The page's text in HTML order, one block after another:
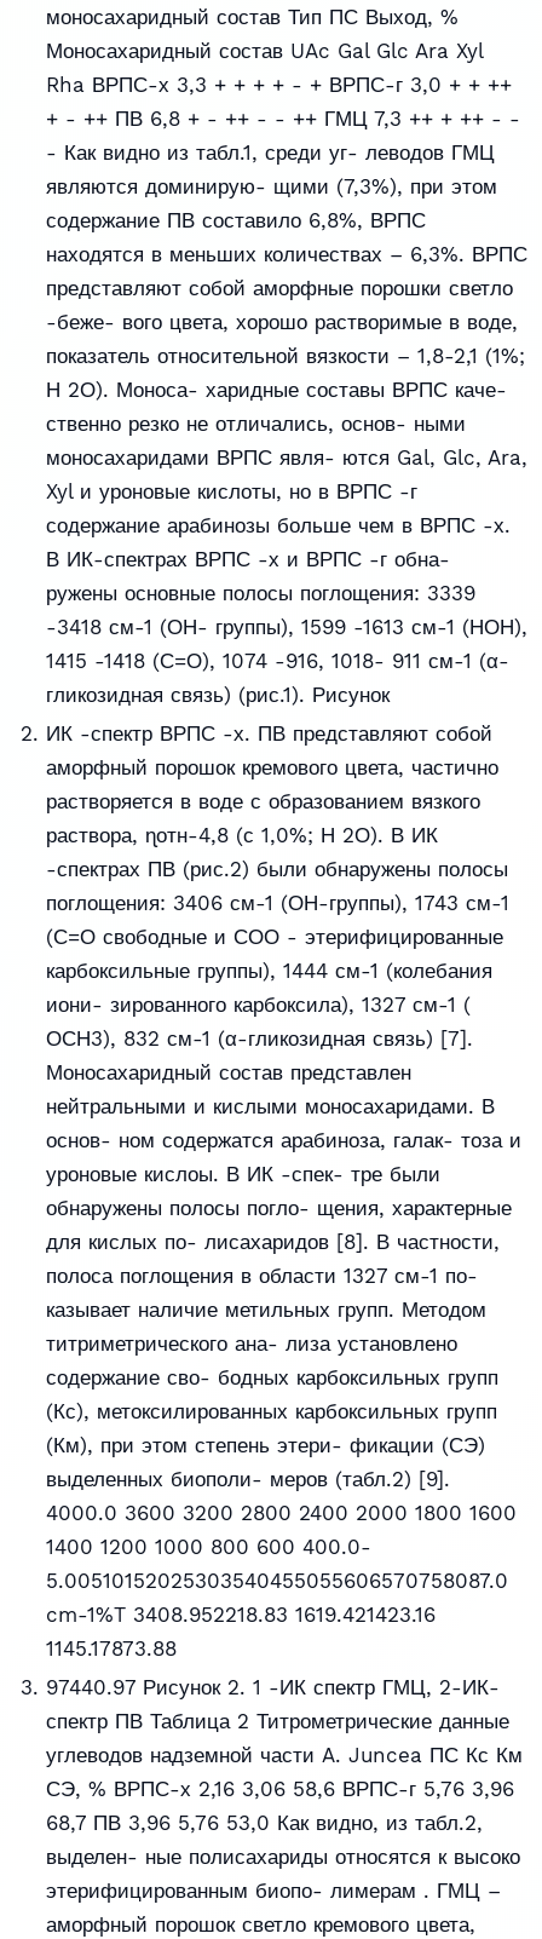
моносахаридный состав Тип ПС Выход, %
Моносахаридный состав UAc Gal Glc Ara Xyl
Rha ВРПС-х 3,3 + + + + - + ВРПС-г 3,0 + + ++
+ - ++ ПВ 6,8 + - ++ - - ++ ГМЦ 7,3 ++ + ++ - -
- Как видно из табл.1, среди уг- леводов ГМЦ
являются доминирую- щими (7,3%), при этом
содержание ПВ составило 6,8%, ВРПС
находятся в меньших количествах – 6,3%. ВРПС
представляют собой аморфные порошки светло
-беже- вого цвета, хорошо растворимые в воде,
показатель относительной вязкости – 1,8-2,1 (1%;
Н 2О). Моноса- харидные составы ВРПС каче-
ственно резко не отличались, основ- ными
моносахаридами ВРПС явля- ются Gal, Glc, Ara,
Xyl и уроновые кислоты, но в ВРПС -г
содержание арабинозы больше чем в ВРПС -х.
В ИК-спектрах ВРПС -х и ВРПС -г обна-
ружены основные полосы поглощения: 3339
-3418 см-1 (ОН- группы), 1599 -1613 см-1 (НОН),
1415 -1418 (С=О), 1074 -916, 1018- 911 см-1 (α-
гликозидная связь) (рис.1). Рисунок
ИК -спектр ВРПС -х. ПВ представляют собой
аморфный порошок кремового цвета, частично
растворяется в воде с образованием вязкого
раствора, ɳотн-4,8 (с 1,0%; Н 2О). В ИК
-спектрах ПВ (рис.2) были обнаружены полосы
поглощения: 3406 см-1 (ОН-группы), 1743 см-1
(С=О свободные и СОО - этерифицированные
карбоксильные группы), 1444 см-1 (колебания
иони- зированного карбоксила), 1327 см-1 (
ОСН3), 832 см-1 (α-гликозидная связь) [7].
Моносахаридный состав представлен
нейтральными и кислыми моносахаридами. В
основ- ном содержатся арабиноза, галак- тоза и
уроновые кислоы. В ИК -спек- тре были
обнаружены полосы погло- щения, характерные
для кислых по- лисахаридов [8]. В частности,
полоса поглощения в области 1327 см-1 по-
казывает наличие метильных групп. Методом
титриметрического ана- лиза установлено
содержание сво- бодных карбоксильных групп
(Кс), метоксилированных карбоксильных групп
(Км), при этом степень этери- фикации (СЭ)
выделенных биополи- меров (табл.2) [9].
4000.0 3600 3200 2800 2400 2000 1800 1600
1400 1200 1000 800 600 400.0-
5.00510152025303540455055606570758087.0
cm-1%T 3408.952218.83 1619.421423.16
1145.17873.88
97440.97 Рисунок 2. 1 -ИК спектр ГМЦ, 2-ИК-
спектр ПВ Таблица 2 Титрометрические данные
углеводов надземной части A. Juncea ПС Кс Км
СЭ, % ВРПС-х 2,16 3,06 58,6 ВРПС-г 5,76 3,96
68,7 ПВ 3,96 5,76 53,0 Как видно, из табл.2,
выделен- ные полисахариды относятся к высоко
этерифицированным биопо- лимерам . ГМЦ –
аморфный порошок светло кремового цвета,